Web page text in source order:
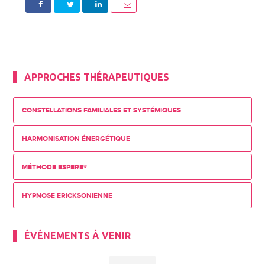
APPROCHES THÉRAPEUTIQUES
CONSTELLATIONS FAMILIALES ET SYSTÉMIQUES
HARMONISATION ÉNERGÉTIQUE
MÉTHODE ESPERE®
HYPNOSE ERICKSONIENNE
ÉVÉNEMENTS À VENIR